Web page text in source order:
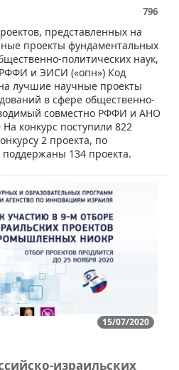
796
представленных на
проекты фундаментальных
политических наук,
и ЭИСИ («опн») Код
лучшие научные проекты
в сфере общественно-
совместно РФФИ и АНО
конкурс поступили 822
2 проекта, по
поддержаны 134 проекта.
15/07/2020
израильских